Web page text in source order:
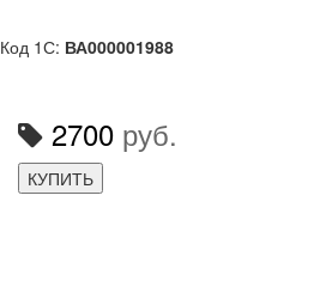
Код 1С: ВА000001988
2700 руб.
КУПИТЬ